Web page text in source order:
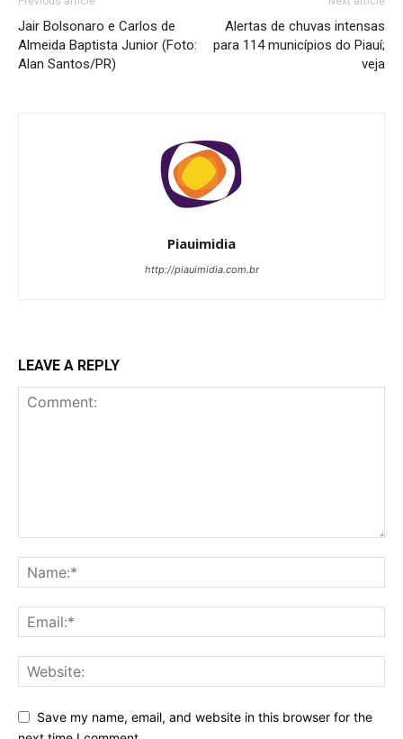
Jair Bolsonaro e Carlos de
Almeida Baptista Junior (Foto:
Alan Santos/PR)
Alertas de chuvas intensas
para 114 municípios do Piauí;
veja
Piauimidia
http://piauimidia.com.br
LEAVE A REPLY
Save my name, email, and website in this browser for the